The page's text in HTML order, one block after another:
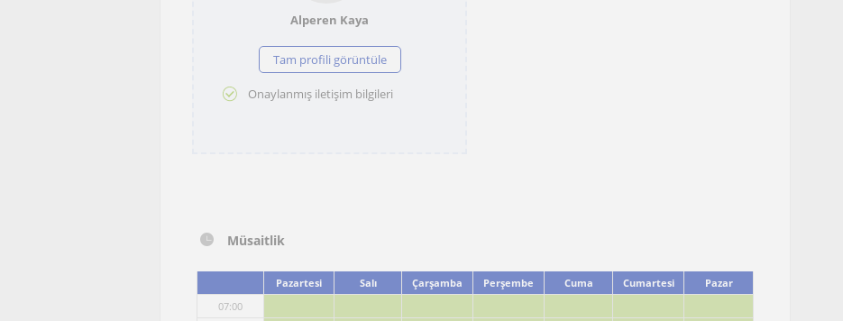
Alperen Kaya
Tam profili görüntüle
Onaylanmış iletişim bilgileri
Müsaitlik
Pazartesi Salı Çarşamba Perşembe Cuma Cumartesi
Pazar
07:00